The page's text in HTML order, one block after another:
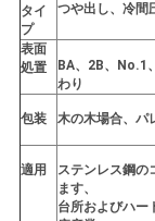
場
合
COMPANY
NEWS
タイ
プ
つや出し、冷間
表面
処置
BA、2B、No.1
わり
包装 木の木場合、パ
適用
ステンレス鋼の
ます、
台所およびハー